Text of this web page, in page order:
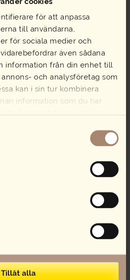
för att anpassa
till användarna,
för sociala medier och
även sådana
information från din enhet till
och analysföretag som
kan i sin tur kombinera
information som du har
Tillåt alla
Papperstallrik
5,00 kr
Papperstallrik
mängd
Lägg i varukorg